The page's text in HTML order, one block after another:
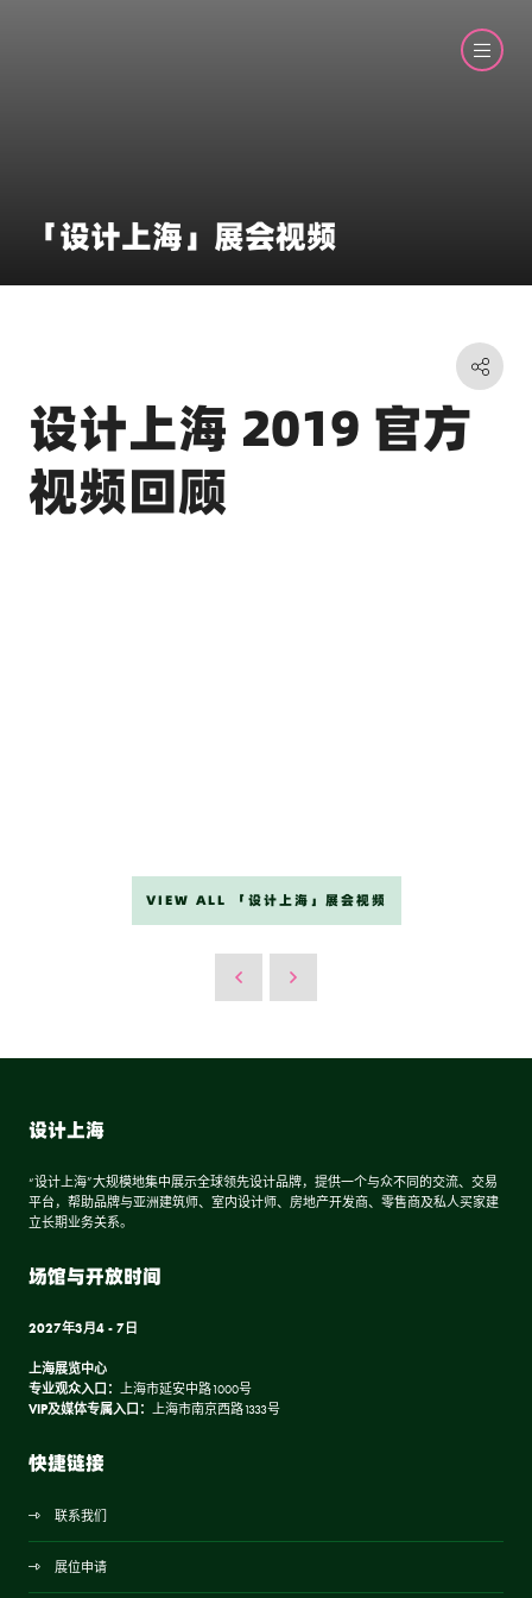
「设计上海」展会视频
设计上海 2019 官方
视频回顾
VIEW ALL 「设计上海」展会视频
设计上海
“设计上海”大规模地集中展示全球领先设计品牌，提供一个与众不同的交流、交易
平台，帮助品牌与亚洲建筑师、室内设计师、房地产开发商、零售商及私人买家建
立长期业务关系。
场馆与开放时间
2027年3月4 - 7日
上海展览中心
专业观众入口： 上海市延安中路1000号
VIP及媒体专属入口： 上海市南京西路1333号
快捷链接
联系我们
展位申请